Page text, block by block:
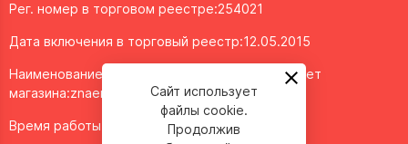
Рег. номер в торговом реестре:254021
Дата включения в торговый реестр:12.05.2015
Наименование объекта/доменное имя интернет
магазина:znaemigraem.by
Время работы: ежедневно с 11:00 до 20:00
Сайт использует
файлы cookie.
Продолжив